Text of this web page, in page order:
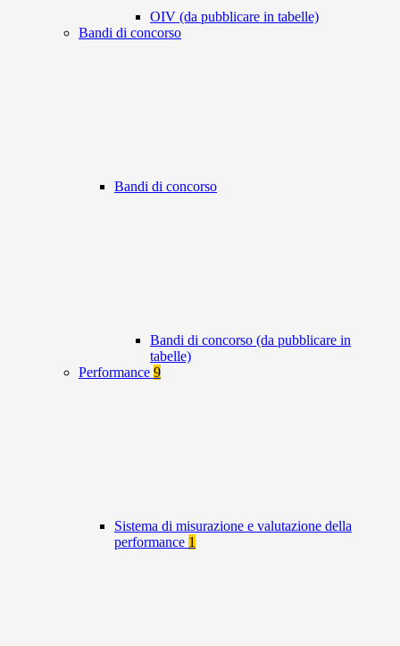
OIV (da pubblicare in tabelle)
Bandi di concorso
Bandi di concorso
Bandi di concorso (da pubblicare in
tabelle)
Performance 9
Sistema di misurazione e valutazione della
performance 1